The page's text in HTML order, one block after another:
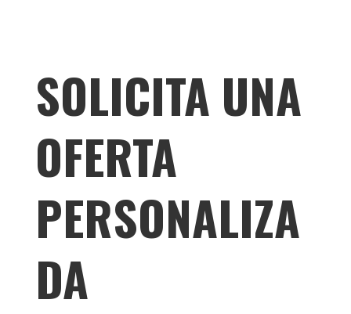
SOLICITA UNA
OFERTA
PERSONALIZA
DA